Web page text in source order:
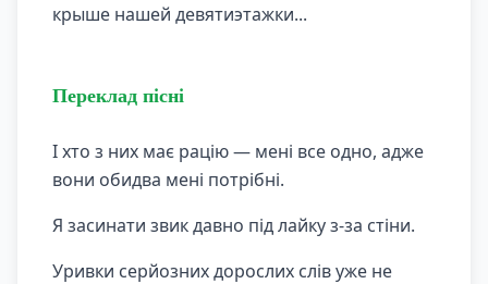
крыше нашей девятиэтажки...
Переклад пісні
І хто з них має рацію — мені все одно, адже
вони обидва мені потрібні.
Я засинати звик давно під лайку з-за стіни.
Уривки серйозних дорослих слів уже не